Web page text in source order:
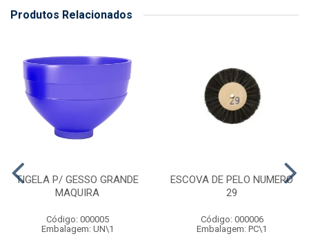
Produtos Relacionados
TIGELA P/ GESSO GRANDE
MAQUIRA
Código: 000005
Embalagem: UN\1
ESCOVA DE PELO NUMERO
29
Código: 000006
Embalagem: PC\1